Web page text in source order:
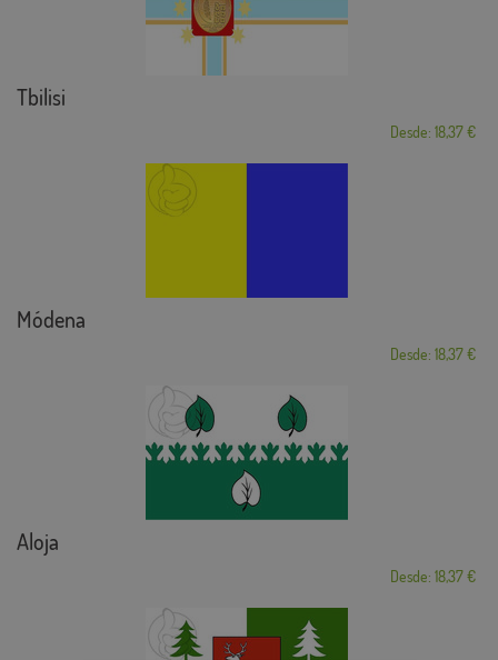
Tbilisi
Desde: 18,37 €
Módena
Desde: 18,37 €
Aloja
Desde: 18,37 €